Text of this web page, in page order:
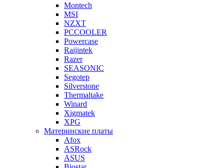
Montech
MSI
NZXT
PCCOOLER
Powercase
Raijintek
Razer
SEASONIC
Segotep
Silverstone
Thermaltake
Winard
Xigmatek
XPG
Материнские платы
Afox
ASRock
ASUS